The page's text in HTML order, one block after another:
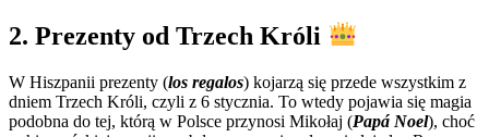
2. Prezenty od Trzech Króli
W Hiszpanii prezenty (los regalos) kojarzą się przede wszystkim z
dniem Trzech Króli, czyli z 6 stycznia. To wtedy pojawia się magia
podobna do tej, którą w Polsce przynosi Mikołaj (Papá Noel), choć